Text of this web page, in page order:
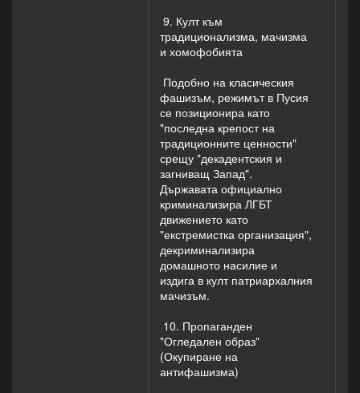
9. Култ към
традиционализма, мачизма
и хомофобията
Подобно на класическия
фашизъм, режимът в Пусия
се позиционира като
"последна крепост на
традиционните ценности"
срещу "декадентския и
загниващ Запад".
Държавата официално
криминализира ЛГБТ
движението като
"екстремистка организация",
декриминализира
домашното насилие и
издига в култ патриархалния
мачизъм.
10. Пропаганден
"Огледален образ"
(Окупиране на
антифашизма)